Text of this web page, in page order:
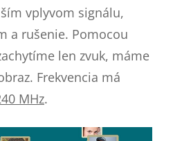
vplyvom signálu,
a rušenie. Pomocou
len zvuk, máme
Frekvencia má
MHz.